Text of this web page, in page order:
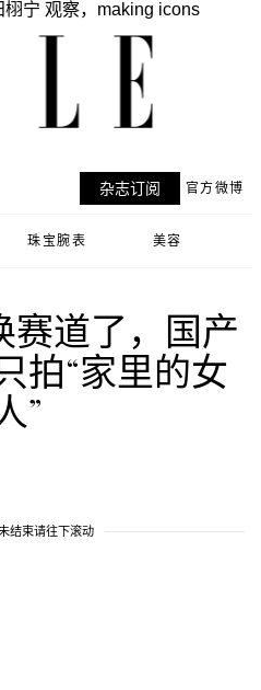
珠宝腕表 美容
杂志订阅 官方微博
赛道了，国产
拍“家里的女
”
结束请往下滚动